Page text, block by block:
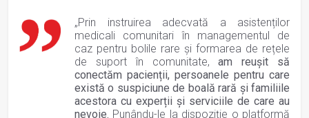
„Prin instruirea adecvată a asistenților
medicali comunitari în managementul de
caz pentru bolile rare și formarea de rețele
de suport în comunitate,am reușit să
conectăm pacienții, persoanele pentru care
există o suspiciune de boală rară și familiile
acestora cu experții și serviciile de care au
nevoie. Punându-le la dispoziție o platformă